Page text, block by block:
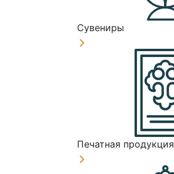
Сувениры
Печатная продукция